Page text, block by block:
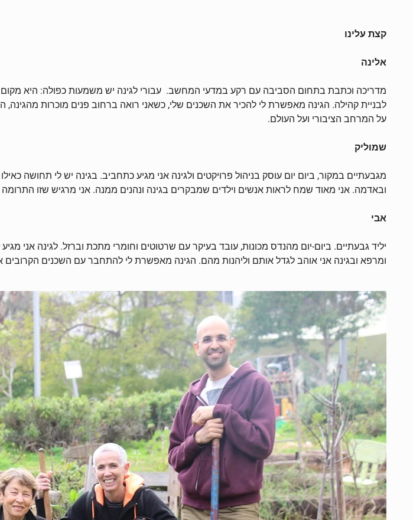
קצת עלינו
אלינה
מדריכה וכתבת בתחום הסביבה עם רקע במדעי המחשב. עבורי לגינה יש משמעות כפולה: היא מקום
לבניית קהילה. הגינה מאפשרת לי להכיר את השכנים שלי, כשאני רואה ברחוב פנים מוכרות
על המרחב הציבורי ועל העולם.
שמוליק
מגבעתיים במקור, ביום יום עוסק בניהול פרויקטים ולגינה אני מגיע כתחביב. בגינה יש לי תחושה
ובאדמה. אני מאוד שמח לראות אנשים וילדים שמבקרים בגינה ונהנים ממנה. אני מרגיש שזו
אבי
יליד גבעתיים. ביום-יום מהנדס מכונות, עובד בעיקר עם שרטוטים וחומרי מתכת וברזל. לגינה אני
ומרפא ובגינה אני אוהב לגדל אותם וליהנות מהם. הגינה מאפשרת לי להתחבר עם השכנים הקרובים